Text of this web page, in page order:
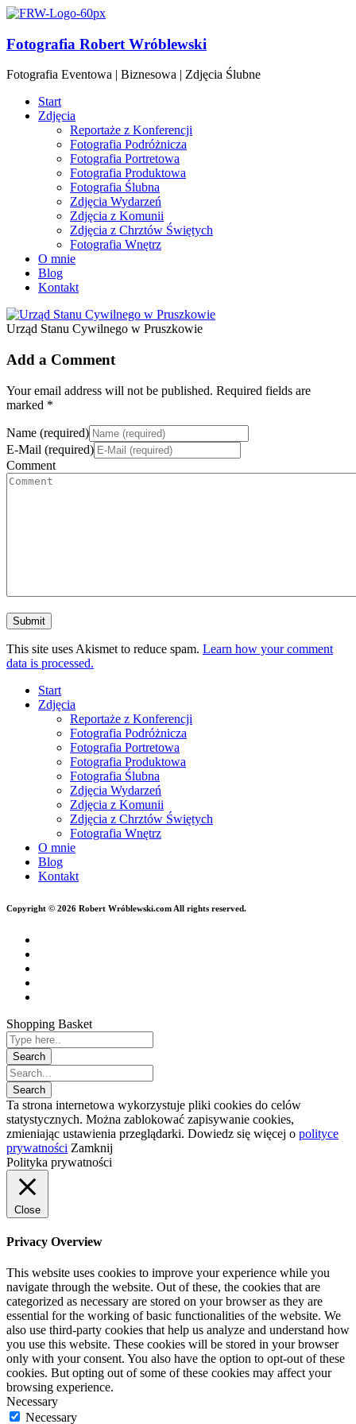
Fotografia Robert Wróblewski
Fotografia Eventowa | Biznesowa | Zdjęcia Ślubne
Start
Zdjęcia
Reportaże z Konferencji
Fotografia Podróżnicza
Fotografia Portretowa
Fotografia Produktowa
Fotografia Ślubna
Zdjęcia Wydarzeń
Zdjęcia z Komunii
Zdjęcia z Chrztów Świętych
Fotografia Wnętrz
O mnie
Blog
Kontakt
Urząd Stanu Cywilnego w Pruszkowie
Add a Comment
Your email address will not be published. Required fields are
marked *
Name (required)
E-Mail (required)
Comment
This site uses Akismet to reduce spam. Learn how your comment
data is processed.
Start
Zdjęcia
Reportaże z Konferencji
Fotografia Podróżnicza
Fotografia Portretowa
Fotografia Produktowa
Fotografia Ślubna
Zdjęcia Wydarzeń
Zdjęcia z Komunii
Zdjęcia z Chrztów Świętych
Fotografia Wnętrz
O mnie
Blog
Kontakt
Copyright © 2026 Robert Wróblewski.com All rights reserved.
Shopping Basket
Ta strona internetowa wykorzystuje pliki cookies do celów
statystycznych. Można zablokować zapisywanie cookies,
zmieniając ustawienia przeglądarki. Dowiedz się więcej o polityce
prywatności Zamknij
Polityka prywatności
Close
Privacy Overview
This website uses cookies to improve your experience while you
navigate through the website. Out of these, the cookies that are
categorized as necessary are stored on your browser as they are
essential for the working of basic functionalities of the website. We
also use third-party cookies that help us analyze and understand how
you use this website. These cookies will be stored in your browser
only with your consent. You also have the option to opt-out of these
cookies. But opting out of some of these cookies may affect your
browsing experience.
Necessary
Necessary